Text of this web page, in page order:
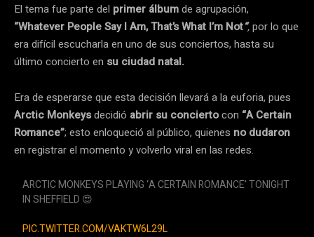
El tema fue parte del primer álbumde agrupación,
“Whatever People Say I Am, That’s What I’m Not“,por lo que
era difícil escucharla en uno de sus conciertos, hasta su
último concierto en su ciudad natal.
Era de esperarse que esta decisión llevará a la euforia, pues
Arctic Monkeysdecidió abrir su conciertocon “A Certain
Romance”; esto enloqueció al público, quienes no dudaron
en registrar el momento y volverlo viral en las redes.
ARCTIC MONKEYS PLAYING ‘A CERTAIN ROMANCE’ TONIGHT
IN SHEFFIELD 😍
PIC.TWITTER.COM/VAKTW6L29L